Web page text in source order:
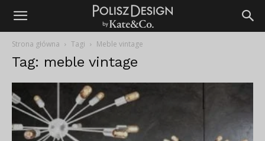
Strona główna Tagi Meble vintage
Tag: meble vintage